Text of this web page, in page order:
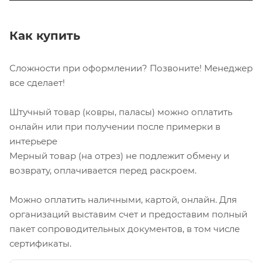
Как купить
Сложности при оформлении? Позвоните! Менеджер
все сделает!
Штучный товар (ковры, паласы) можно оплатить
онлайн или при получении после примерки в
интерьере
Мерный товар (на отрез) не подлежит обмену и
возврату, оплачивается перед раскроем.
Можно оплатить наличными, картой, онлайн. Для
организаций выставим счет и предоставим полный
пакет сопроводительных документов, в том числе
сертификаты.